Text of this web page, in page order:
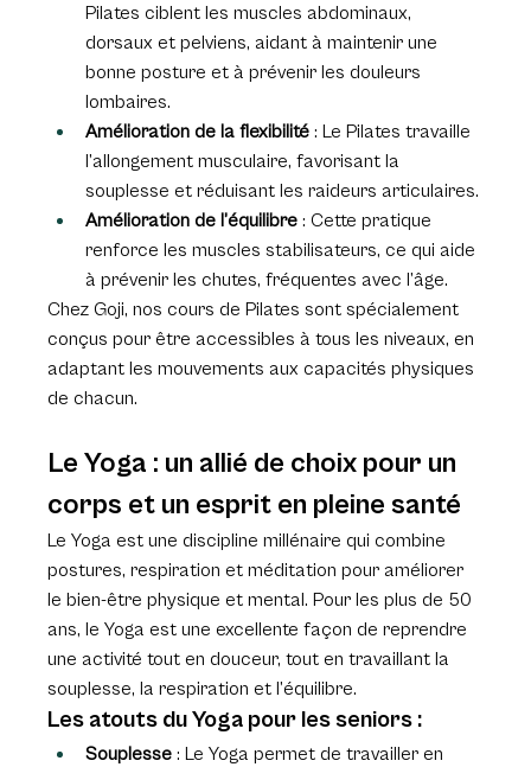
Pilates ciblent les muscles abdominaux,
dorsaux et pelviens, aidant à maintenir une
bonne posture et à prévenir les douleurs
lombaires.
Amélioration de la flexibilité : Le Pilates travaille
l’allongement musculaire, favorisant la
souplesse et réduisant les raideurs articulaires.
Amélioration de l’équilibre : Cette pratique
renforce les muscles stabilisateurs, ce qui aide
à prévenir les chutes, fréquentes avec l’âge.
Chez Goji, nos cours de Pilates sont spécialement
conçus pour être accessibles à tous les niveaux, en
adaptant les mouvements aux capacités physiques
de chacun.
Le Yoga : un allié de choix pour un
corps et un esprit en pleine santé
Le Yoga est une discipline millénaire qui combine
postures, respiration et méditation pour améliorer
le bien-être physique et mental. Pour les plus de 50
ans, le Yoga est une excellente façon de reprendre
une activité tout en douceur, tout en travaillant la
souplesse, la respiration et l’équilibre.
Les atouts du Yoga pour les seniors :
Souplesse : Le Yoga permet de travailler en